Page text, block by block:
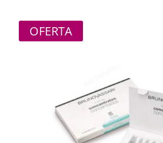
OFERTA